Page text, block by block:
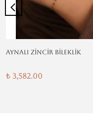
AYNALI ZİNCİR BİLEKLİK
₺ 3,582.00